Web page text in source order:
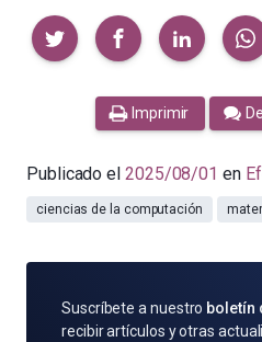
Compartir
Imprimir
Publicado el 2025/08/01 en
ciencias de la computación
SUSCRÍBETE
POR
Suscríbete a nuestro boletín
recibir artículos y otras